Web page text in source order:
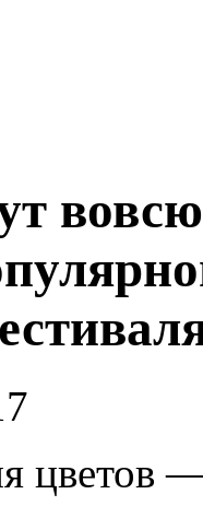
цветов